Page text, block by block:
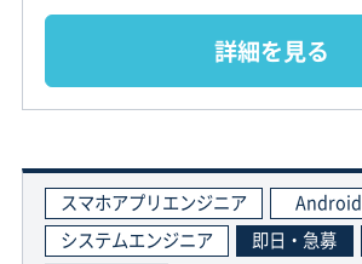
詳細を見る
スマホアプリエンジニア
Android
システムエンジニア
即日・急募